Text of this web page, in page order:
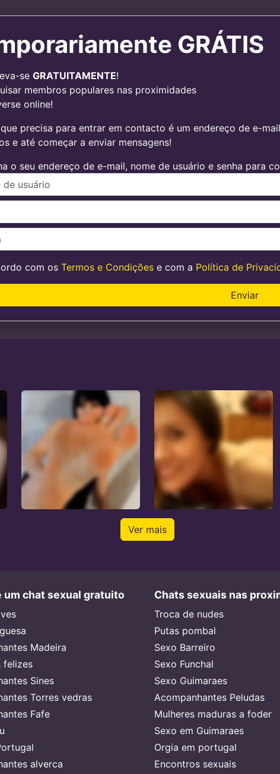
GRÁTIS
se GRATUITAMENTE!
membros populares nas proximidades
online!
precisa para entrar em contacto é um endereço de e-
e até começar a enviar mensagens!
o seu endereço de e-mail, nome de usuário e senha para
com os Termos e Condiçõese com a Política de
Enviar
Ver mais
um chat sexual gratuito
Madeira
felizes
Sines
Torres vedras
Fafe
alverca
Chats sexuais nas
Troca de nudes
Putas pombal
Sexo Barreiro
Sexo Funchal
Sexo Guimaraes
Acompanhantes Peludas
Mulheres maduras a foder
Sexo em Guimaraes
Orgia em portugal
Encontros sexuais